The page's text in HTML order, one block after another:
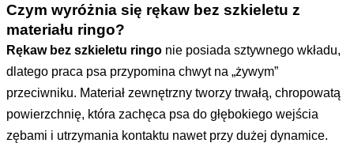
Czym wyróżnia się rękaw bez szkieletu z
materiału ringo?
Rękaw bez szkieletu ringo nie posiada sztywnego wkładu,
dlatego praca psa przypomina chwyt na „żywym”
przeciwniku. Materiał zewnętrzny tworzy trwałą, chropowatą
powierzchnię, która zachęca psa do głębokiego wejścia
zębami i utrzymania kontaktu nawet przy dużej dynamice.